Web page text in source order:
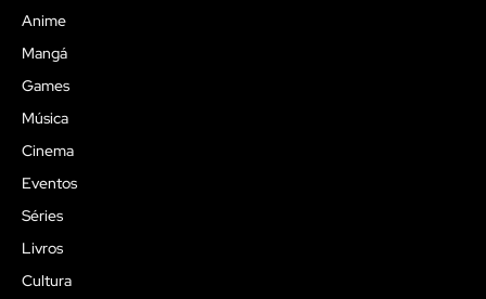
Anime
Mangá
Games
Música
Cinema
Eventos
Séries
Livros
Cultura